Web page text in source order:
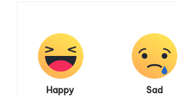
Happy Sad